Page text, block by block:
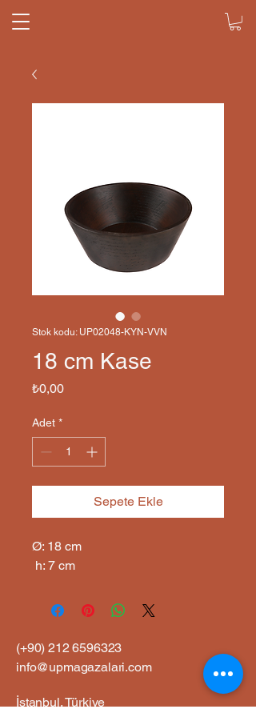
Stok kodu: UP02048-KYN-VVN
18 cm Kase
₺0,00Fiyat
Adet *
Sepete Ekle
Ø: 18 cm
h: 7 cm
(+90)212 6596323
info@upmagazalari.com
İstanbul, Türkiye